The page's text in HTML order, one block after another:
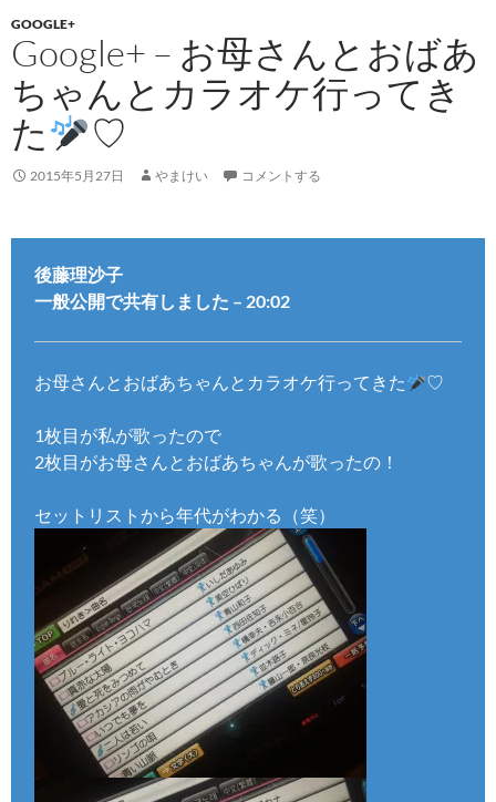
GOOGLE+
Google+ – お母さんとおばあ
ちゃんとカラオケ行ってき
た
♡
2015年5月27日 やまけい コメントする
後藤理沙子
一般公開で共有しました – 20:02
お母さんとおばあちゃんとカラオケ行ってきた ♡
1枚目が私が歌ったので
2枚目がお母さんとおばあちゃんが歌ったの！
セットリストから年代がわかる（笑）